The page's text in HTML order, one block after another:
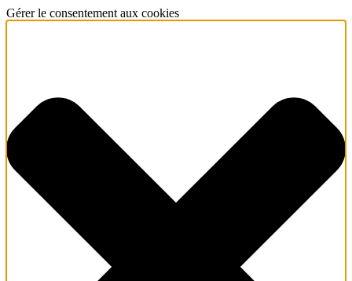
Gérer le consentement aux cookies